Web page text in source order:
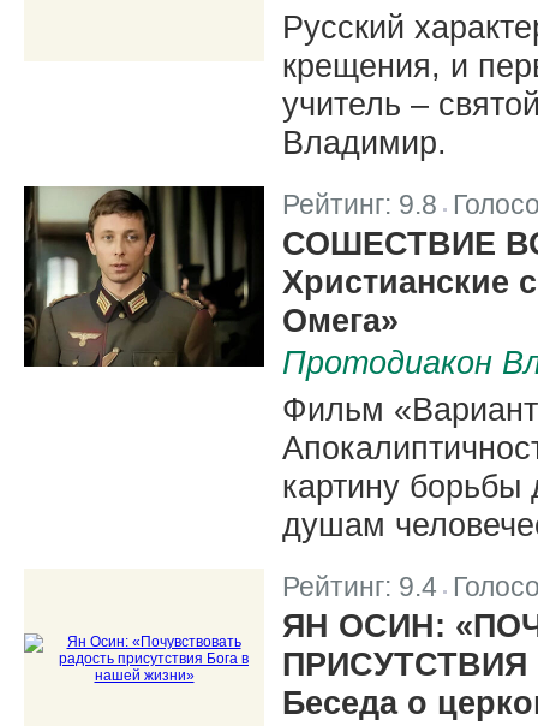
Русский
крещения, и
учитель –
Владимир.
Рейтинг: 9.8
СОШЕСТВИЕ
Христианские
Омега»
Протодиакон
Фильм
картину борьбы
душам
Рейтинг: 9.4
ЯН ОСИН:
Беседа о